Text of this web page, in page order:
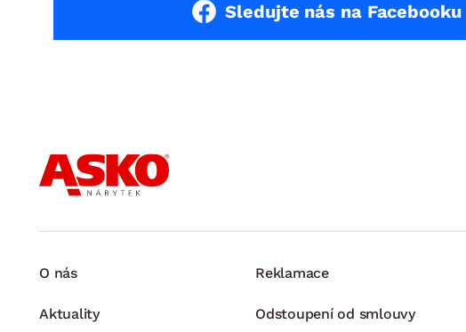
Sledujte nás na Facebooku
O nás
Aktuality
Reklamace
Odstoupení od smlouvy